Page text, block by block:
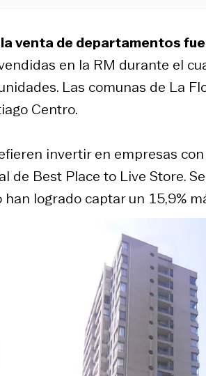
la venta de departamentos
en la RM durante el
Las comunas de La
Centro.
invertir en empresas con
de Best Place to Live Store.
han logrado captar un 15,9%